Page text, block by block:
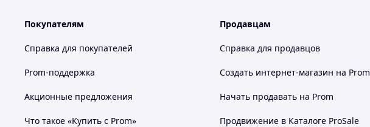
Покупателям
Справка для покупателей
Prom-поддержка
Акционные предложения
Что такое «Купить с Prom»
Продавцам
Справка для продавцов
Создать интернет-магазин на Prom
Начать продавать на Prom
Продвижение в Каталоге ProSale